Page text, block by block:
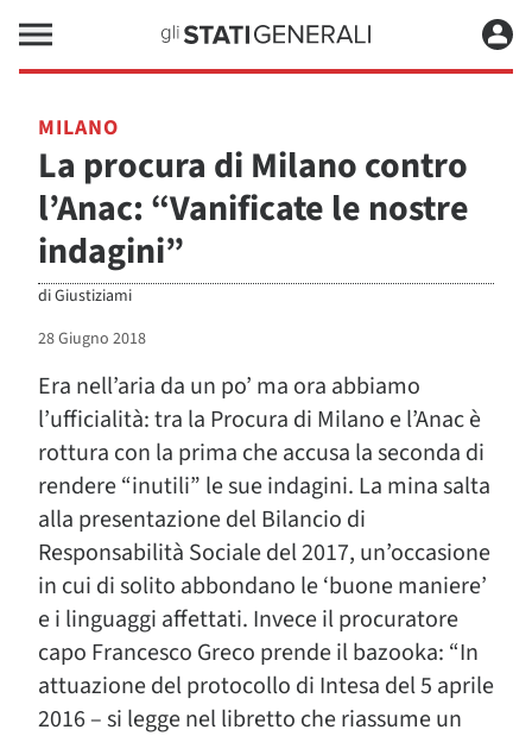
MILANO
La procura di Milano contro
l’Anac: “Vanificate le nostre
indagini”
diGiustiziami
28 Giugno 2018
Era nell’aria da un po’ ma ora abbiamo
l’ufficialità: tra la Procura di Milano e l’Anac è
rottura con la prima che accusa la seconda di
rendere “inutili” le sue indagini. La mina salta
alla presentazione del Bilancio di
Responsabilità Sociale del 2017, un’occasione
in cui di solito abbondano le ‘buone maniere’
e i linguaggi affettati. Invece il procuratore
capo Francesco Greco prende il bazooka: “In
attuazione del protocollo di Intesa del 5 aprile
2016 – si legge nel libretto che riassume un